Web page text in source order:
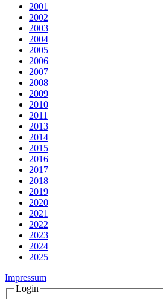
2001
2002
2003
2004
2005
2006
2007
2008
2009
2010
2011
2013
2014
2015
2016
2017
2018
2019
2020
2021
2022
2023
2024
2025
Impressum
Login